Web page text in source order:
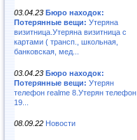
03.04.23 Бюро находок:
Потерянные вещи: Утеряна
визитница.Утеряна визитница с
картами ( трансп., школьная,
банковская, мед...
03.04.23 Бюро находок:
Потерянные вещи: Утерян
телефон realme 8.Утерян телефон
19...
08.09.22 Новости